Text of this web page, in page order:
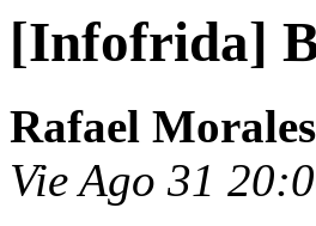
[Infofrida]
Rafael Morales
Vie Ago 31